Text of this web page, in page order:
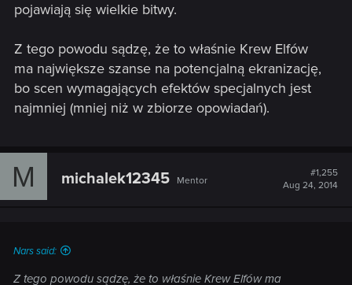
pojawiają się wielkie bitwy.
Z tego powodu sądzę, że to właśnie Krew Elfów
ma największe szanse na potencjalną ekranizację,
bo scen wymagających efektów specjalnych jest
najmniej (mniej niż w zbiorze opowiadań).
M michalek12345 Mentor
#1,255
Aug 24, 2014
Nars said:
Z tego powodu sądzę, że to właśnie Krew Elfów ma